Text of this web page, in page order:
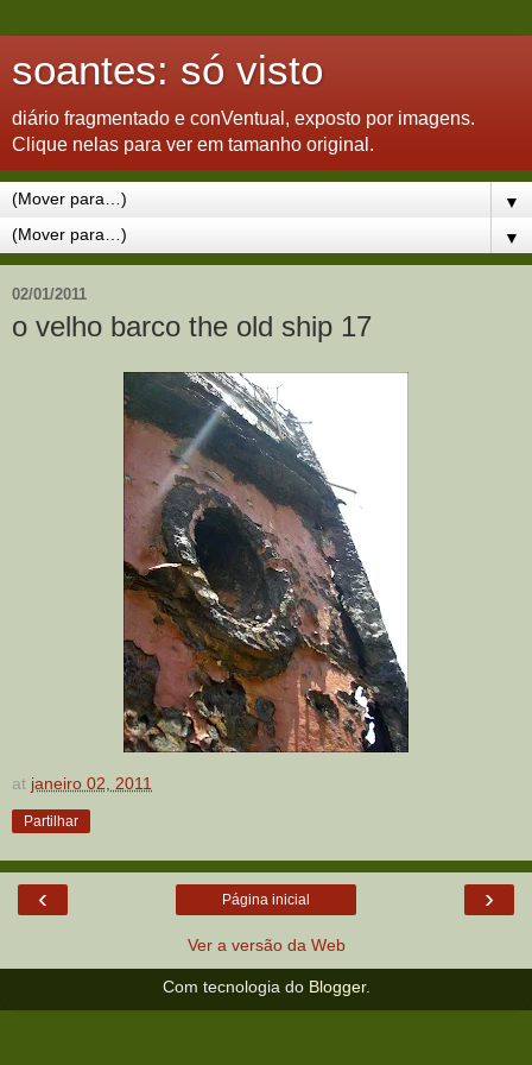
soantes: só visto
diário fragmentado e conVentual, exposto por imagens.
Clique nelas para ver em tamanho original.
▼
▼
02/01/2011
o velho barco the old ship 17
at janeiro 02, 2011
Partilhar
‹ ›
Página inicial
Ver a versão da Web
Com tecnologia do Blogger.